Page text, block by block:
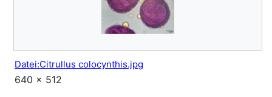
Datei:Citrullus colocynthis.jpg
640 × 512